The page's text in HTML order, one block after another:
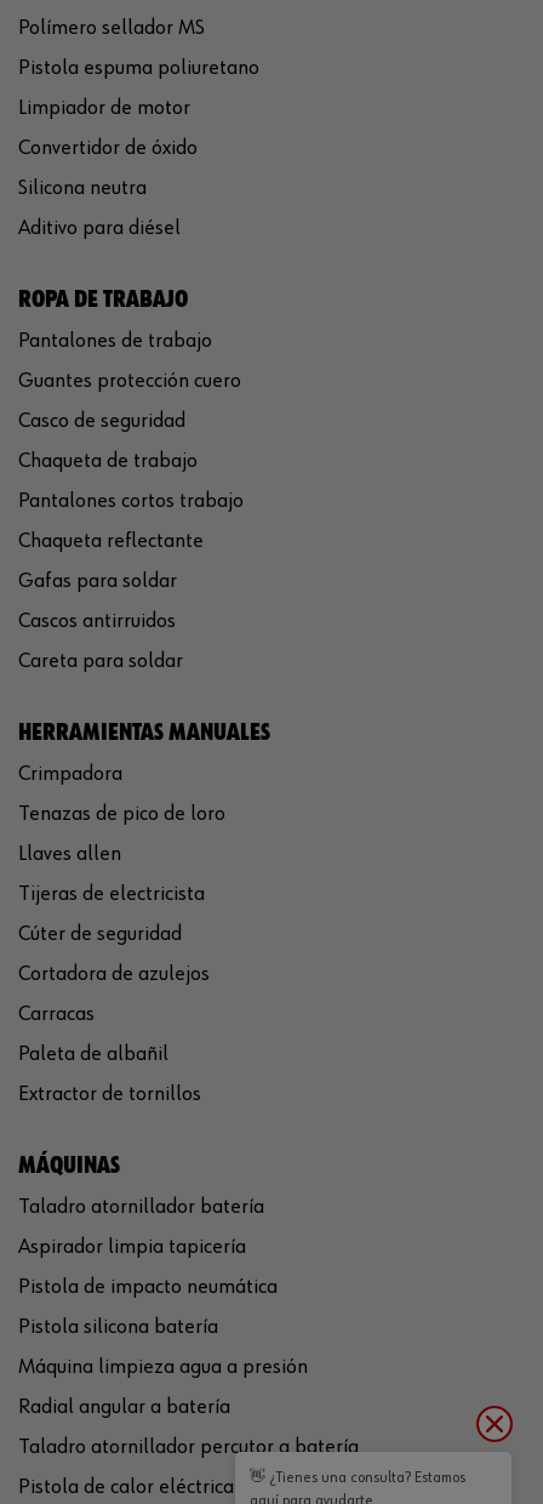
Polímero sellador MS
Pistola espuma poliuretano
Limpiador de motor
Convertidor de óxido
Silicona neutra
Aditivo para diésel
ROPA DE TRABAJO
Pantalones de trabajo
Guantes protección cuero
Casco de seguridad
Chaqueta de trabajo
Pantalones cortos trabajo
Chaqueta reflectante
Gafas para soldar
Cascos antirruidos
Careta para soldar
HERRAMIENTAS MANUALES
Crimpadora
Tenazas de pico de loro
Llaves allen
Tijeras de electricista
Cúter de seguridad
Cortadora de azulejos
Carracas
Paleta de albañil
Extractor de tornillos
MÁQUINAS
Taladro atornillador batería
Aspirador limpia tapicería
Pistola de impacto neumática
Pistola silicona batería
Máquina limpieza agua a presión
Radial angular a batería
Taladro atornillador percutor a batería
Pistola de calor eléctrica
👋 ¿Tienes una consulta? Estamos